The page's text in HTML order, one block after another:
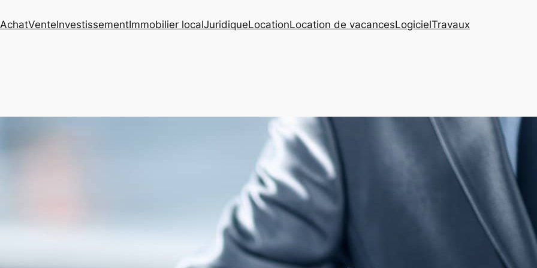
AchatVenteInvestissementImmobilier localJuridiqueLocationLocation de vacancesLogicielTravaux